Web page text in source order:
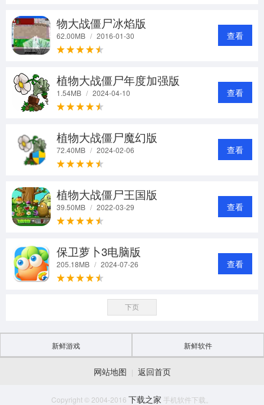
物大战僵尸冰焰版
62.00MB / 2016-01-30 查看
植物大战僵尸年度加强版
1.54MB / 2024-04-10 查看
植物大战僵尸魔幻版
72.40MB / 2024-02-06 查看
植物大战僵尸王国版
39.50MB / 2022-03-29 查看
保卫萝卜3电脑版
205.18MB / 2024-07-26 查看
下页
新鲜游戏 新鲜软件
网站地图 | 返回首页
Copyright © 2004-2016 下载之家 手机软件下载。